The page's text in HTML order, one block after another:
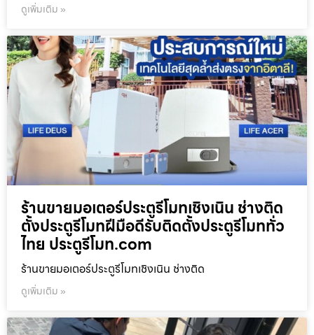
ดูเพิ่มเติม »
ร้านขายมอเตอร์ประตูรีโมทเชิงเนิน ช่างติด
ตั้งประตูรีโมทฝีมือดีรับติดตั้งประตูรีโมททั่ว
ไทย ประตูรีโมท.com
ร้านขายมอเตอร์ประตูรีโมทเชิงเนิน ช่างติด
ดูเพิ่มเติม »